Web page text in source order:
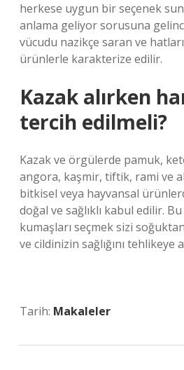
herkese uygun bir seçenek
anlama geliyor sorusuna
vücudu nazikçe saran ve
ürünlerle karakterize edilir.
Kazak alırken
tercih edilmeli?
Kazak ve örgülerde pamuk,
angora, kaşmir, tiftik, rami ve
bitkisel veya hayvansal
doğal ve sağlıklı kabul edilir.
kumaşları seçmek sizi
ve cildinizin sağlığını tehlikeye
Tarih: Makaleler